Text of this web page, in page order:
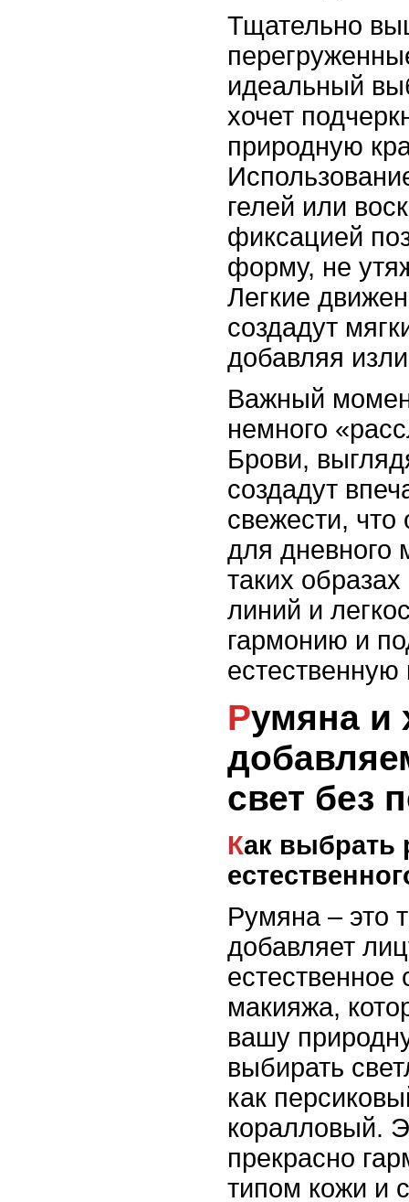
Тщательно
идеальный
хочет
природную
гелей или
фиксацией
форму, не
Легкие
создадут
добавляя
Важный
немного
Брови,
создадут
свежести, что
для дневного
таких
линий и
гармонию и
естественную
Румяна и хайлайтер:
свет без
Как выбрать румяна для
Румяна – это
добавляет
макияжа,
вашу
выбирать
как
коралловый.
прекрасно
типом кожи и